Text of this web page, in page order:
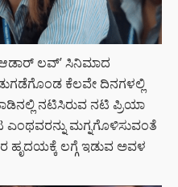
ಲವ್’ ಸಿನಿಮಾದ
ಕೆಲವೇ ದಿನಗಳಲ್ಲಿ
ನಟಿಸಿರುವ ನಟಿ ಪ್ರಿಯಾ
ಮಗ್ನಗೊಳಿಸುವಂತೆ
ಹೃದಯಕ್ಕೆ ಲಗ್ಗೆ ಇಡುವ ಅವಳ